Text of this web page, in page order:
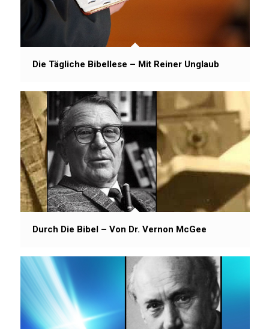
Die Tägliche Bibellese – Mit Reiner Unglaub
Durch Die Bibel – Von Dr. Vernon McGee